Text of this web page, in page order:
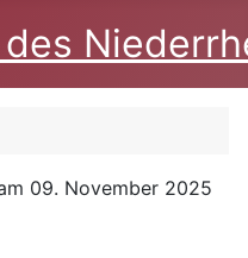
09. November 2025